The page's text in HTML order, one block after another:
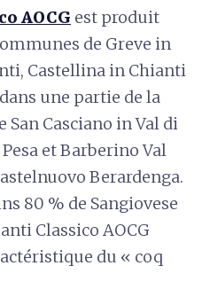
AOCG est produit
de Greve in
Castellina in Chianti
une partie de la
Casciano in Val di
et Barberino Val
Berardenga.
80 % de Sangiovese
Classico AOCG
du « coq